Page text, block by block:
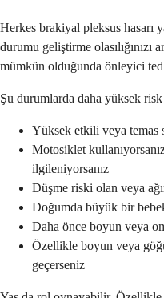
Herkes brakiyal pleksus hasarı
durumu geliştirme
mümkün olduğunda önleyici
Şu durumlarda daha yüksek
Yüksek etkili veya temas
Motosiklet
ilgileniyorsanız
Düşme riski olan veya
Doğumda büyük bir
Daha önce boyun veya
Özellikle boyun veya
geçerseniz